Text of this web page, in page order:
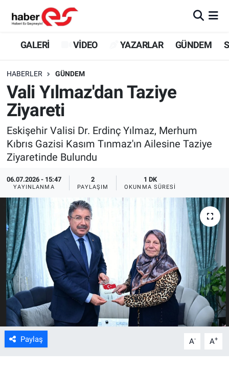
GALERİ VİDEO YAZARLAR GÜNDEM
HABERLER GÜNDEM
Vali Yılmaz'dan Taziye
Ziyareti
Eskişehir Valisi Dr. Erdinç Yılmaz, Merhum
Kıbrıs Gazisi Kasım Tınmaz'ın Ailesine Taziye
Ziyaretinde Bulundu
06.07.2026 - 15:47
YAYINLANMA
2
PAYLAŞIM
1 DK
OKUNMA SÜRESI
Paylaş A- A+
GALERİ
YAZARLAR
GÜNDEM
SİYASET
EKONOMİ
SPOR
ASAYİŞ
Eskişehir Nöbetçi Eczaneler
Eskişehir Trafik Yoğunluk Haritası
Süper Lig Puan Durumu ve Fikstür
Tüm Manşetler
Haber Arşivi